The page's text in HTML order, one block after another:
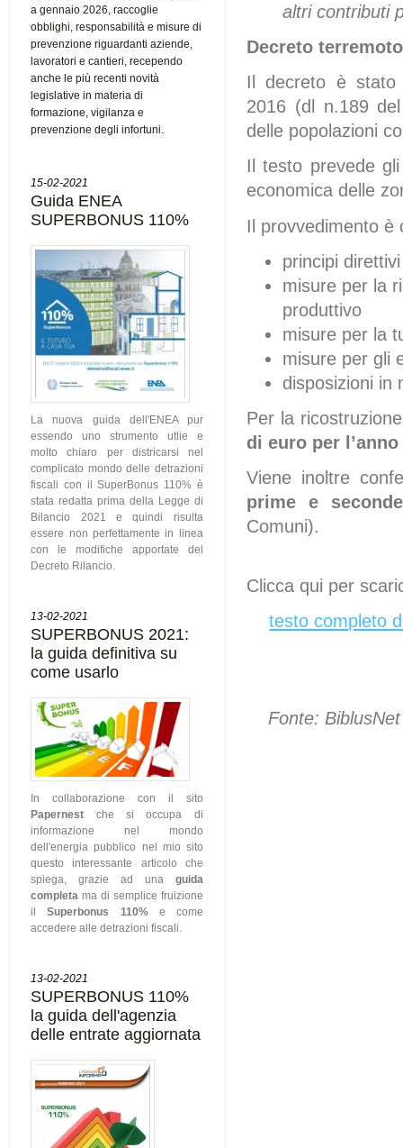
a gennaio 2026, raccoglie
obblighi, responsabilità e misure di
prevenzione riguardanti aziende,
lavoratori e cantieri, recependo
anche le più recenti novità
legislative in materia di
formazione, vigilanza e
prevenzione degli infortuni.
15-02-2021
Guida ENEA
SUPERBONUS 110%
La nuova guida dell'ENEA pur
essendo uno strumento utlie e
molto chiaro per districarsi nel
complicato mondo delle detrazioni
fiscali con il SuperBonus 110% è
stata redatta prima della Legge di
Bilancio 2021 e quindi risulta
essere non perfettamente in linea
con le modifiche apportate del
Decreto Rilancio.
13-02-2021
SUPERBONUS 2021:
la guida definitiva su
come usarlo
In collaborazione con il sito
Papernest che si occupa di
informazione nel mondo
dell'energia pubblico nel mio sito
questo interessante articolo che
spiega, grazie ad una guida
completa ma di semplice fruizione
ilSuperbonus 110%e come
accedere alle detrazioni fiscali.
13-02-2021
SUPERBONUS 110%
la guida dell'agenzia
delle entrate aggiornata
altri contributi
Decreto
Il decreto è stato
2016 (dl n.189
delle popolazioni
Il testo prevede
economica delle
Il provvedimento è
principi
misure per la
produttivo
misure per la
misure per gli
disposizioni in
Per la
di euro per l’anno
Viene inoltre
prime e
Comuni).
Clicca qui per
testo completo
Fonte: